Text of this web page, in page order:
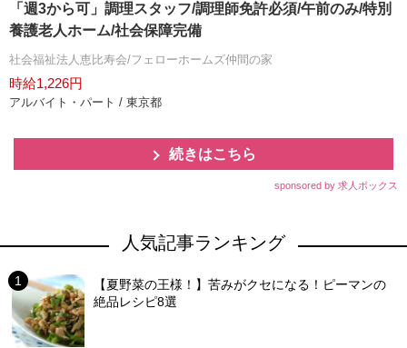
「週3から可」調理スタッフ/調理師免許必須/午前のみ/特別
養護老人ホーム/社会保障完備
社会福祉法人恵比寿会/フェローホームズ仲間の家
時給1,226円
アルバイト・パート / 東京都
続きはこちら
sponsored by 求人ボックス
人気記事ランキング
【夏野菜の王様！】苦みがクセになる！ピーマンの
絶品レシピ8選